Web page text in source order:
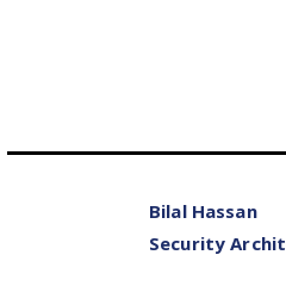
Bilal Hassan
Security